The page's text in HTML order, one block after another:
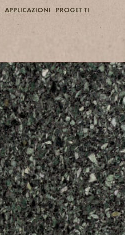
APPLICAZIONI PROGETTI